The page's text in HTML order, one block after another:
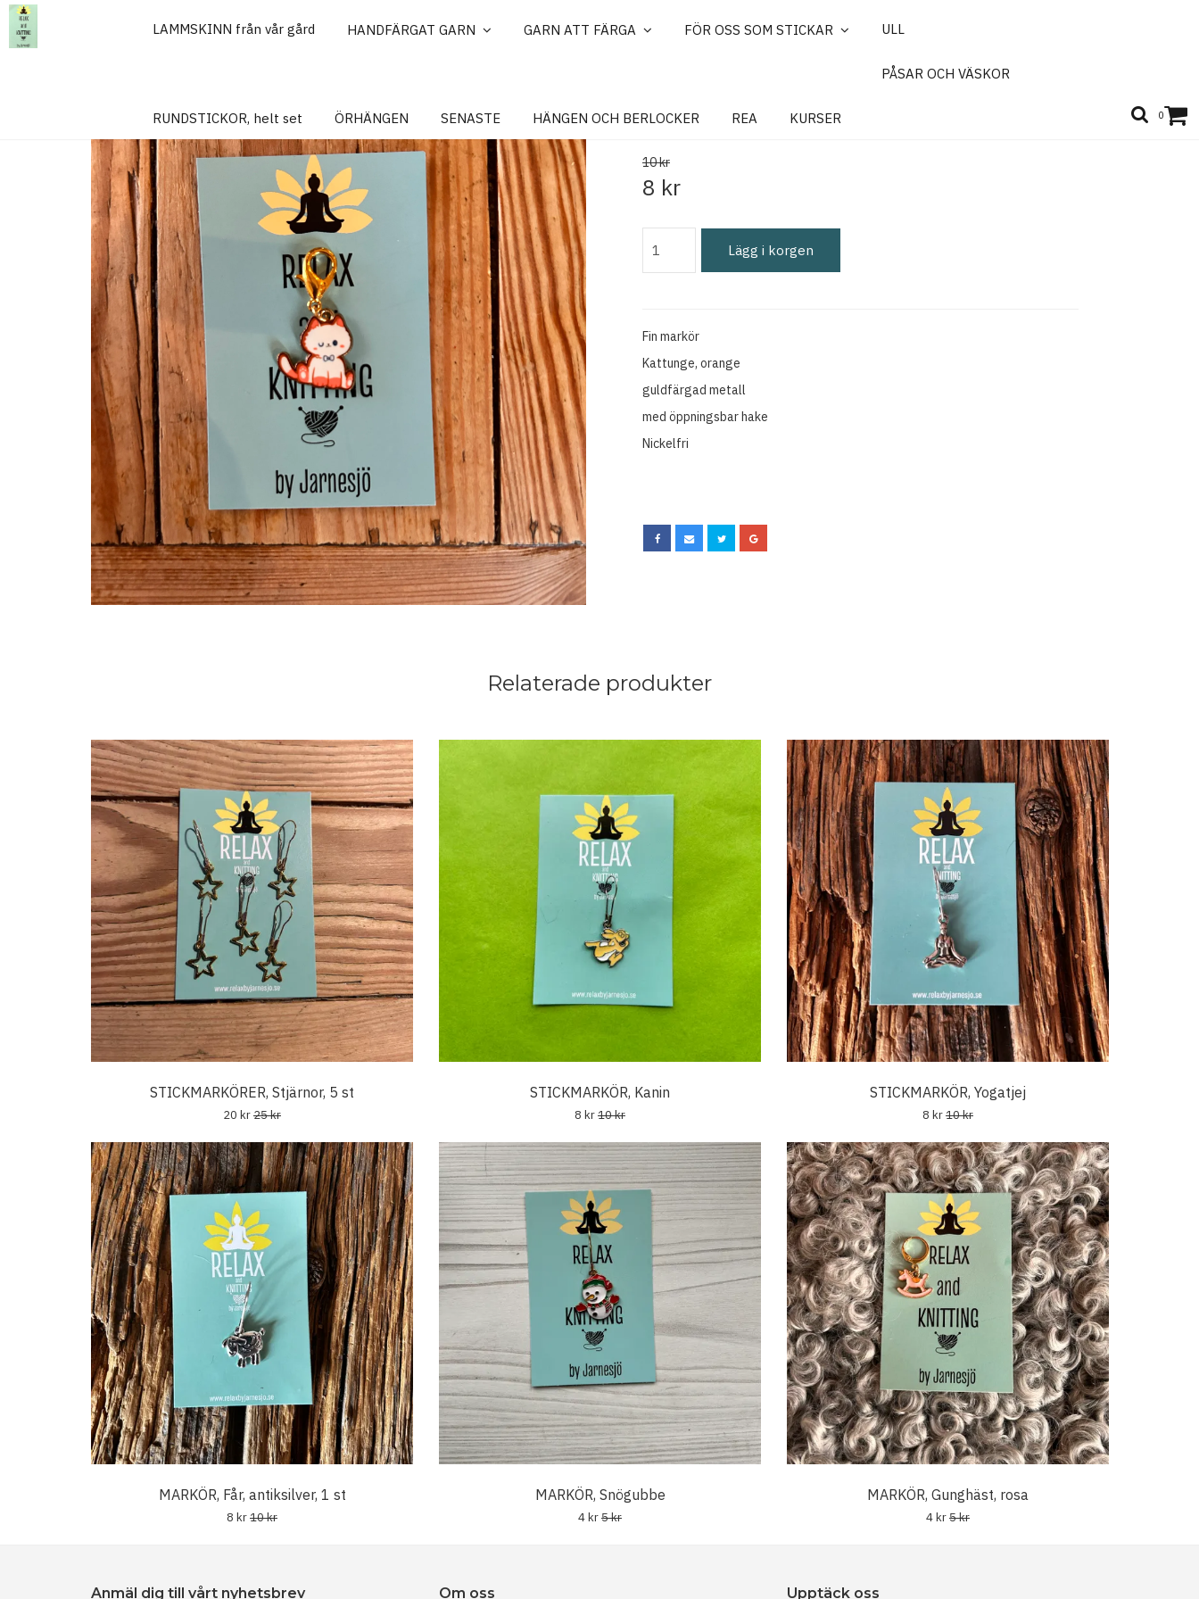
MARKÖR, Kattunge, orange
10 kr
8 kr
Lägg i korgen
Fin markör
Kattunge, orange
guldfärgad metall
med öppningsbar hake
Nickelfri
Relaterade produkter
STICKMARKÖRER, Stjärnor, 5 st
20 kr25 kr
STICKMARKÖR, Kanin
8 kr10 kr
STICKMARKÖR, Yogatjej
8 kr10 kr
MARKÖR, Får, antiksilver, 1 st
8 kr10 kr
MARKÖR, Snögubbe
4 kr5 kr
MARKÖR, Gunghäst, rosa
4 kr5 kr
Anmäl dig till vårt nyhetsbrev Om oss Upptäck oss
LAMMSKINN från vår gård HANDFÄRGAT GARN GARN ATT FÄRGA FÖR OSS SOM STICKAR ULL
PÅSAR OCH VÄSKOR
RUNDSTICKOR, helt set ÖRHÄNGEN SENASTE HÄNGEN OCH BERLOCKER REA KURSER 0